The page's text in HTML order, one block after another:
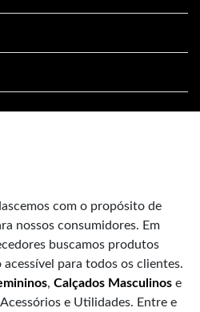
com o propósito de
nossos consumidores. Em
buscamos produtos
para todos os clientes.
, Calçados Masculinos e
e Utilidades. Entre e